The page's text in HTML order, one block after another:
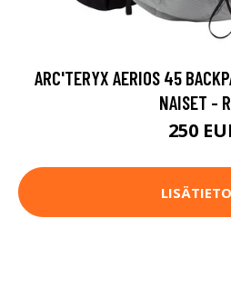
ARC'TERYX AERIOS 45
NAISET -
250